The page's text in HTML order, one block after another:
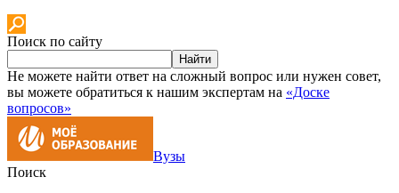
Поиск по сайту
Найти
Не можете найти ответ на сложный вопрос или нужен совет,
вы можете обратиться к нашим экспертам на «Доске
вопросов»
Вузы
Поиск